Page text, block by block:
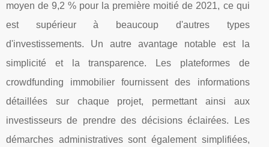
moyen de 9,2 % pour la première moitié de 2021, ce qui
est supérieur à beaucoup d'autres types
d'investissements. Un autre avantage notable est la
simplicité et la transparence. Les plateformes de
crowdfunding immobilier fournissent des informations
détaillées sur chaque projet, permettant ainsi aux
investisseurs de prendre des décisions éclairées. Les
démarches administratives sont également simplifiées,